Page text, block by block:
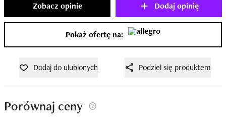
Zobacz opinie Dodaj opinię
Pokaż ofertę na:
Dodaj do ulubionych Podziel się produktem
Porównaj ceny